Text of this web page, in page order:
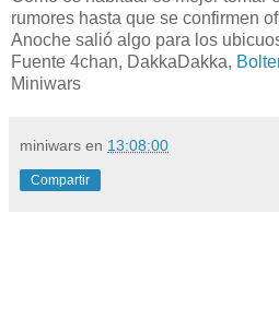
rumores hasta que se confirmen
Anoche salió algo para los
Fuente 4chan, DakkaDakka,
Miniwars
miniwars en 13:08:00
Compartir